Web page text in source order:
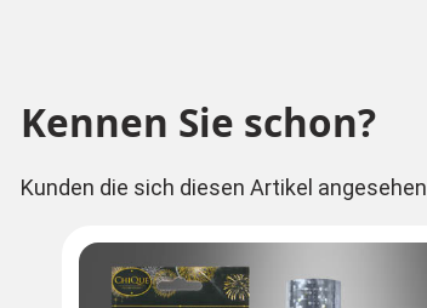
Kennen Sie schon?
Kunden die sich diesen Artikel